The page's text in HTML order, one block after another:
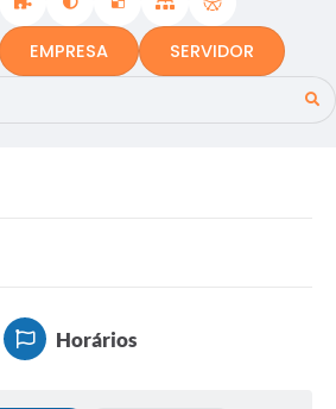
EMPRESA SERVIDOR
Horários